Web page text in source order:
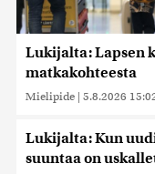
Lukijalta: Lapsen
matkakohteesta
Mielipide | 5.8.2026
Lukijalta: Kun
suuntaa on